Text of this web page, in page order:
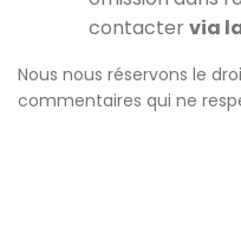
contacter via
Nous nous réservons le
commentaires qui ne